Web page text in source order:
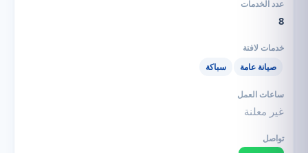
8
صيانة عامة سباكة
غير معلنة